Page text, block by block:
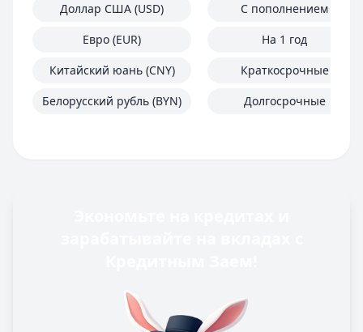
Доллар США (USD)
Евро (EUR)
Китайский юань (CNY)
Белорусский рубль (BYN)
С пополнением
На 1 год
Краткосрочные
Долгосрочные